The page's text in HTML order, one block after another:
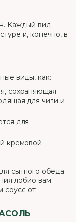
Каждый вид
и, конечно, в
виды, как:
сохраняющая
для чили и
для
кремовой
сытного обеда
лобио вам
соусе от